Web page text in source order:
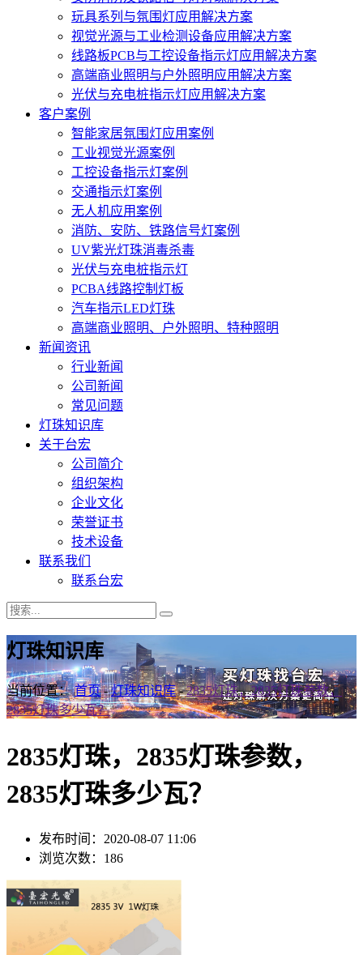
玩具系列与氛围灯应用解决方案
视觉光源与工业检测设备应用解决方案
线路板PCB与工控设备指示灯应用解决方案
高端商业照明与户外照明应用解决方案
光伏与充电桩指示灯应用解决方案
客户案例
智能家居氛围灯应用案例
工业视觉光源案例
工控设备指示灯案例
交通指示灯案例
无人机应用案例
消防、安防、铁路信号灯案例
UV紫光灯珠消毒杀毒
光伏与充电桩指示灯
PCBA线路控制灯板
汽车指示LED灯珠
高端商业照明、户外照明、特种照明
新闻资讯
行业新闻
公司新闻
常见问题
灯珠知识库
关于台宏
公司简介
组织架构
企业文化
荣誉证书
技术设备
联系我们
联系台宏
灯珠知识库
当前位置：首页-灯珠知识库-2835灯珠，2835灯珠参数，
2835灯珠多少瓦？
2835灯珠，2835灯珠参数，
2835灯珠多少瓦？
发布时间：2020-08-07 11:06
浏览次数：186